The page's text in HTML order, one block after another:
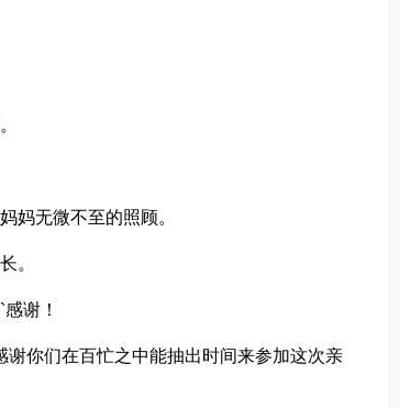
妈无微不至的照顾。
。
谢！
谢你们在百忙之中能抽出时间来参加这次亲